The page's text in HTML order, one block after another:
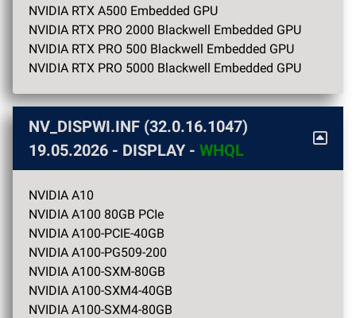
NVIDIA RTX A500 Embedded GPU
NVIDIA RTX PRO 2000 Blackwell Embedded GPU
NVIDIA RTX PRO 500 Blackwell Embedded GPU
NVIDIA RTX PRO 5000 Blackwell Embedded GPU
NV_DISPWI.INF (32.0.16.1047)
19.05.2026 - DISPLAY - WHQL
NVIDIA A10
NVIDIA A100 80GB PCIe
NVIDIA A100-PCIE-40GB
NVIDIA A100-PG509-200
NVIDIA A100-SXM-80GB
NVIDIA A100-SXM4-40GB
NVIDIA A100-SXM4-80GB